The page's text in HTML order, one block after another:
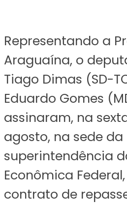
Representando a
Araguaína, o
Tiago Dimas (SD-
Eduardo Gomes
assinaram, na
agosto, na sede da
superintendência
Econômica
contrato de